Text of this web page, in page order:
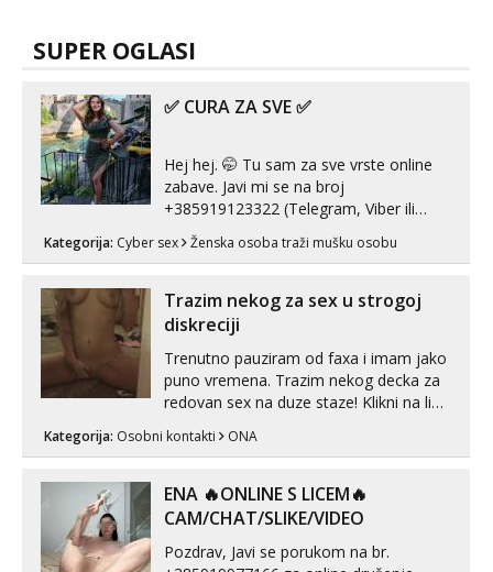
SUPER OGLASI
✅ CURA ZA SVE ✅
Hej hej. 🤭 Tu sam za sve vrste online
zabave. Javi mi se na broj
+385919123322 (Telegram, Viber ili
Whatsapp). 🤙 NE javljaj se na uzivo.
Hvala.
Kategorija: Cyber sex Ženska osoba traži mušku osobu
Trazim nekog za sex u strogoj
diskreciji
Trenutno pauziram od faxa i imam jako
puno vremena. Trazim nekog decka za
redovan sex na duze staze! Klikni na link
Kategorija: Osobni kontakti ONA
ENA 🔥ONLINE S LICEM🔥
CAM/CHAT/SLIKE/VIDEO
Pozdrav, Javi se porukom na br.